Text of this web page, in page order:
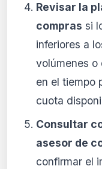
Revisar la
compras si
inferiores a
volúmenes o
en el tiempo
cuota
Consultar
asesor de
confirmar el